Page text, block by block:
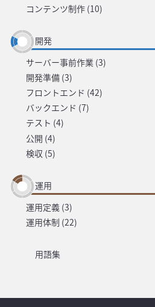
コンテンツ制作 (10)
開発
サーバー事前作業 (3)
開発準備 (3)
フロントエンド (42)
バックエンド (7)
テスト (4)
公開 (4)
検収 (5)
運用
運用定義 (3)
運用体制 (22)
用語集